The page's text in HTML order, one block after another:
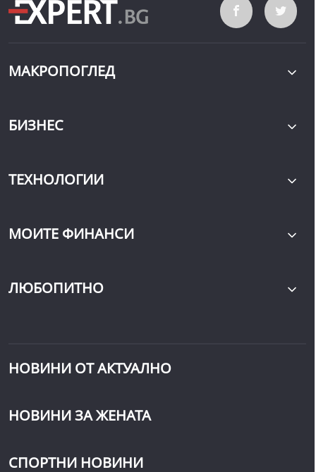
МАКРОПОГЛЕД
БИЗНЕС
ТЕХНОЛОГИИ
МОИТЕ ФИНАНСИ
ЛЮБОПИТНО
НОВИНИ ОТ АКТУАЛНО
НОВИНИ ЗА ЖЕНАТА
СПОРТНИ НОВИНИ